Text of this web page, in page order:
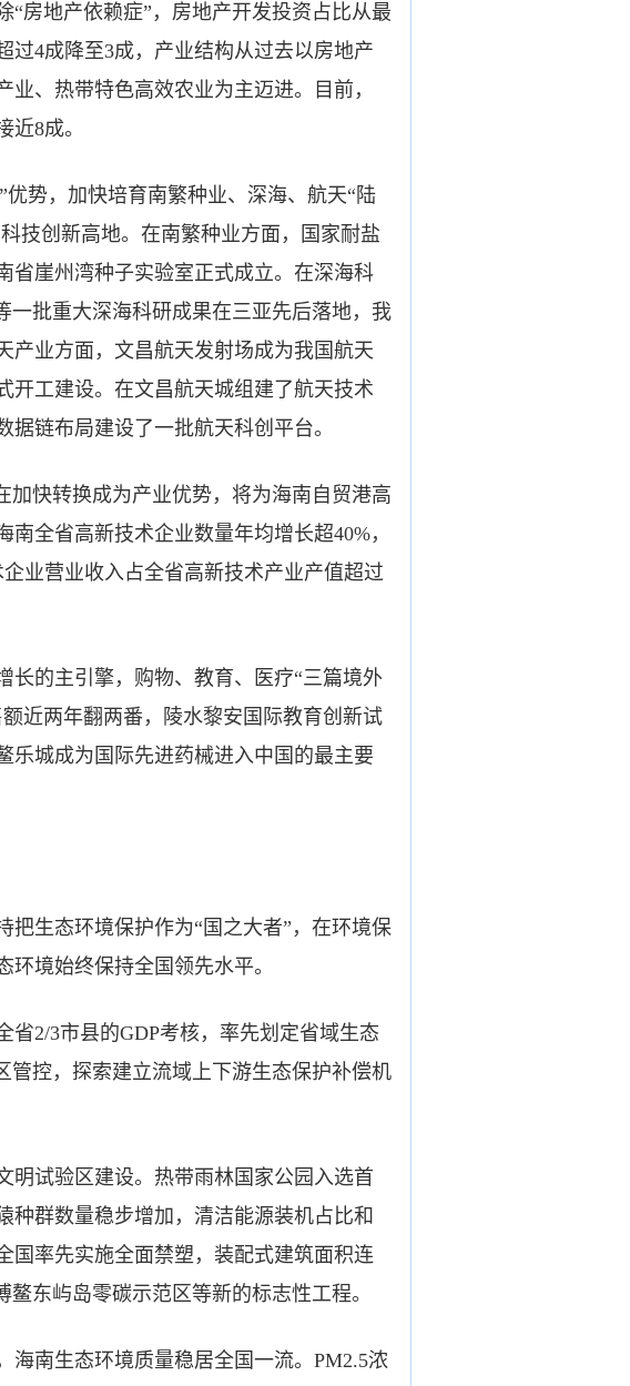
地产依赖症”，房地产开发投资占比从最
过4成降至3成，产业结构从过去以房地产
、热带特色高效农业为主迈进。目前，
8成。
势，加快培育南繁种业、深海、航天“陆
技创新高地。在南繁种业方面，国家耐盐
省崖州湾种子实验室正式成立。在深海科
一批重大深海科研成果在三亚先后落地，我
产业方面，文昌航天发射场成为我国航天
开工建设。在文昌航天城组建了航天技术
链布局建设了一批航天科创平台。
快转换成为产业优势，将为海南自贸港高
全省高新技术企业数量年均增长超40%，
业营业收入占全省高新技术产业产值超过
的主引擎，购物、教育、医疗“三篇境外
近两年翻两番，陵水黎安国际教育创新试
乐城成为国际先进药械进入中国的最主要
生态环境保护作为“国之大者”，在环境保
境始终保持全国领先水平。
2/3市县的GDP考核，率先划定省域生态
管控，探索建立流域上下游生态保护补偿机
试验区建设。热带雨林国家公园入选首
种群数量稳步增加，清洁能源装机占比和
国率先实施全面禁塑，装配式建筑面积连
东屿岛零碳示范区等新的标志性工程。
南生态环境质量稳居全国一流。PM2.5浓